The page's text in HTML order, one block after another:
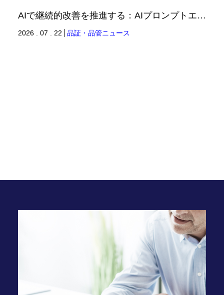
AIで継続的改善を推進する：AIプロンプトエンジニアリングへの品質思考の適用-2（品証品管ニュース）
2026 . 07 . 22 品証・品管ニュース